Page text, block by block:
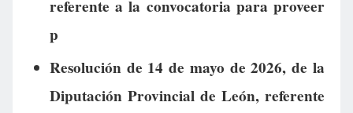
referente a la convocatoria para proveer
p
Resolución de 14 de mayo de 2026, de la
Diputación Provincial de León, referente